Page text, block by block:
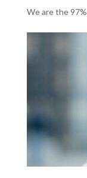
We are the 97%